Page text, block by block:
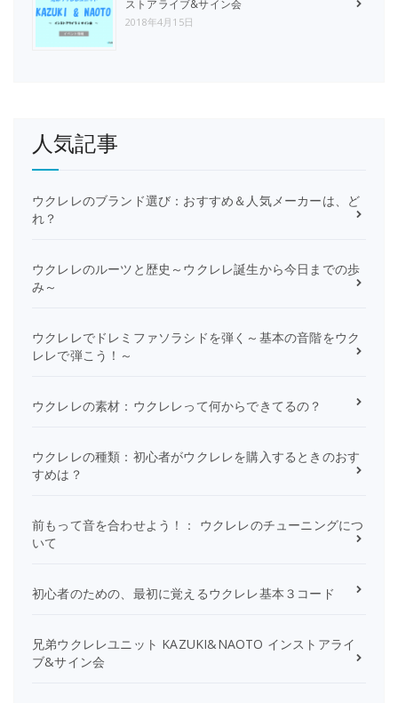
ストアライブ&サイン会
2018年4月15日
人気記事
ウクレレのブランド選び：おすすめ＆人気メーカーは、ど
れ？
ウクレレのルーツと歴史～ウクレレ誕生から今日までの歩
み～
ウクレレでドレミファソラシドを弾く～基本の音階をウク
レレで弾こう！～
ウクレレの素材：ウクレレって何からできてるの？
ウクレレの種類：初心者がウクレレを購入するときのおす
すめは？
前もって音を合わせよう！： ウクレレのチューニングにつ
いて
初心者のための、最初に覚えるウクレレ基本３コード
兄弟ウクレレユニット KAZUKI&NAOTO インストアライ
ブ&サイン会